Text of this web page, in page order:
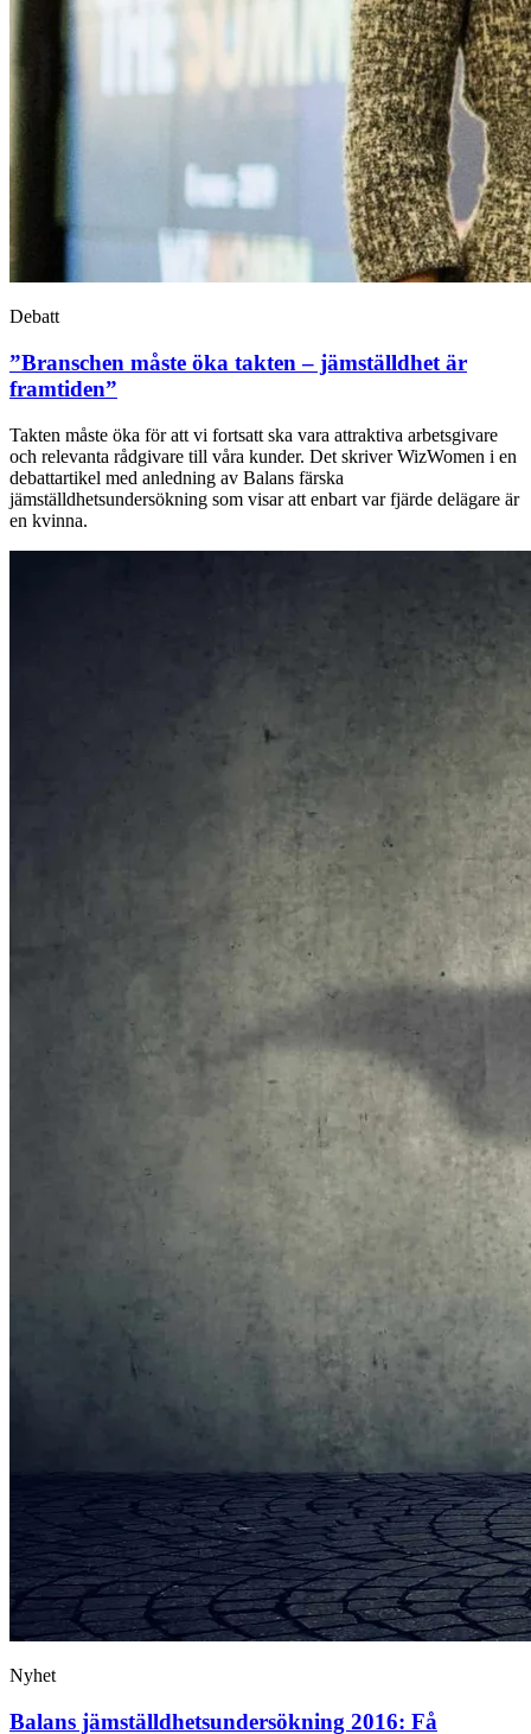
Debatt
”Branschen måste öka takten – jämställdhet är
framtiden”
Takten måste öka för att vi fortsatt ska vara attraktiva arbetsgivare
och relevanta rådgivare till våra kunder. Det skriver WizWomen i en
debattartikel med anledning av Balans färska
jämställdhetsundersökning som visar att enbart var fjärde delägare är
en kvinna.
Nyhet
Balans jämställdhets­undersökning 2016: Få